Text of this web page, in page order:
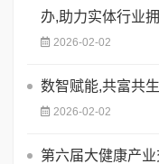
办,助力实体行业
2026-02-02
数智赋能,共富共
2026-02-02
第六届大健康产